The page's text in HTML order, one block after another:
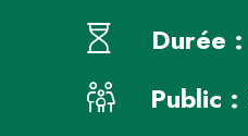
Durée :
Public :